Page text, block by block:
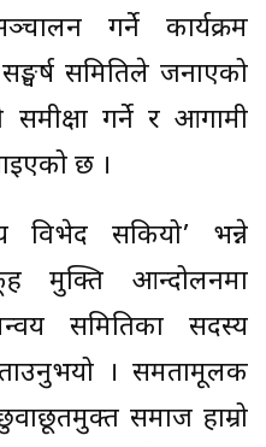
गर्ने कार्यक्रम
समितिले जनाएको
गर्ने र आगामी
छ ।
विभेद सकियो’ भन्ने
मुक्ति आन्दोलनमा
समितिका सदस्य
। समतामूलक
समाज हाम्रो